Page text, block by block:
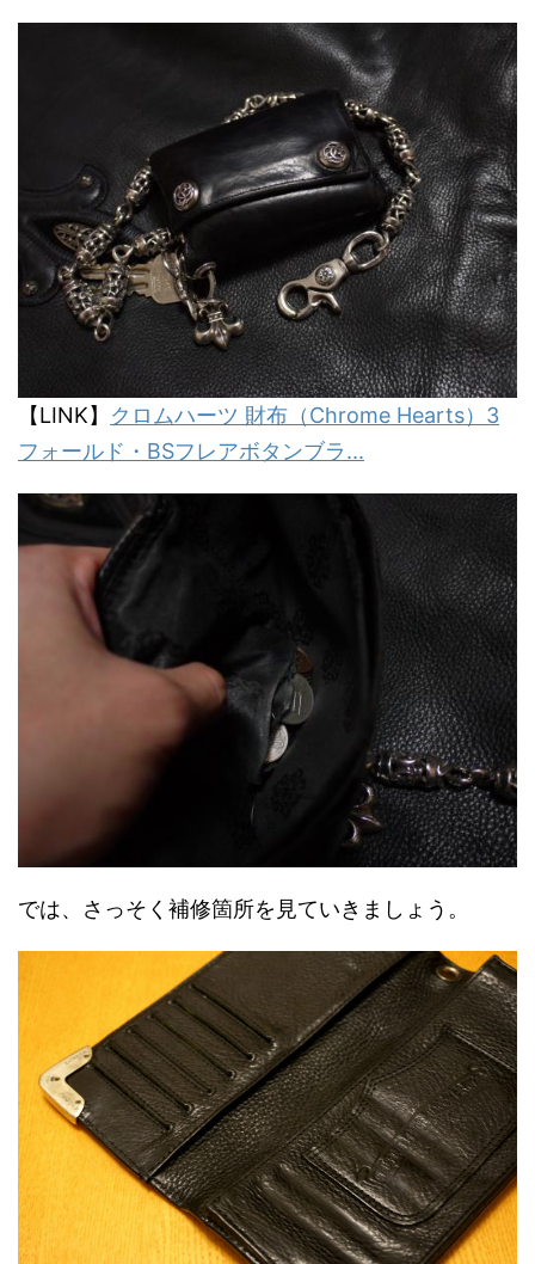
【LINK】 クロムハーツ 財布（Chrome Hearts）3
フォールド・BSフレアボタンブラ...
では、さっそく補修箇所を見ていきましょう。